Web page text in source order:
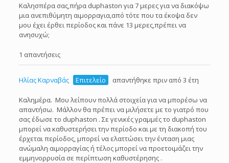
Καλησπέρα σας,πήρα duphaston για 7 μερες για να διακόψω
μια ανεπιθύμητη αιμορραγια,από τότε που τα έκοψα δεν
μου έχει έρθει περίοδος και πάνε 13 μερες,πρέπει να
ανησυχώ;
1 απαντήσεις
Ηλίας Καρναβάς Επιτελείο απαντήθηκε πριν από 3 έτη
Καλημέρα. Μου λείπουν πολλά στοιχεία για να μπορέσω να
απαντήσω. Μάλλον θα πρέπει να μιλήσετε με το γιατρό που
σας έδωσε το duphaston . Σε γενικές γραμμές το duphaston
μπορεί να καθυστερήσει την περίοδο και με τη διακοπή του
έρχεται περίοδος, μπορεί να ελαττώσει την ένταση μιας
ανώμαλη αιμορραγίας ή τέλος μπορεί να προετοιμάζει την
εμμηνορρυσία σε περίπτωση καθυστέρησης .